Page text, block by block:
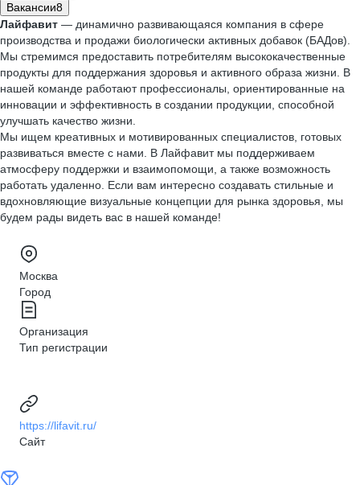
Вакансии8
Лайфавит — динамично развивающаяся компания в сфере
производства и продажи биологически активных добавок (БАДов).
Мы стремимся предоставить потребителям высококачественные
продукты для поддержания здоровья и активного образа жизни. В
нашей команде работают профессионалы, ориентированные на
инновации и эффективность в создании продукции, способной
улучшать качество жизни.
Мы ищем креативных и мотивированных специалистов, готовых
развиваться вместе с нами. В Лайфавит мы поддерживаем
атмосферу поддержки и взаимопомощи, а также возможность
работать удаленно. Если вам интересно создавать стильные и
вдохновляющие визуальные концепции для рынка здоровья, мы
будем рады видеть вас в нашей команде!
Москва
Город
Организация
Тип регистрации
https://lifavit.ru/
Сайт